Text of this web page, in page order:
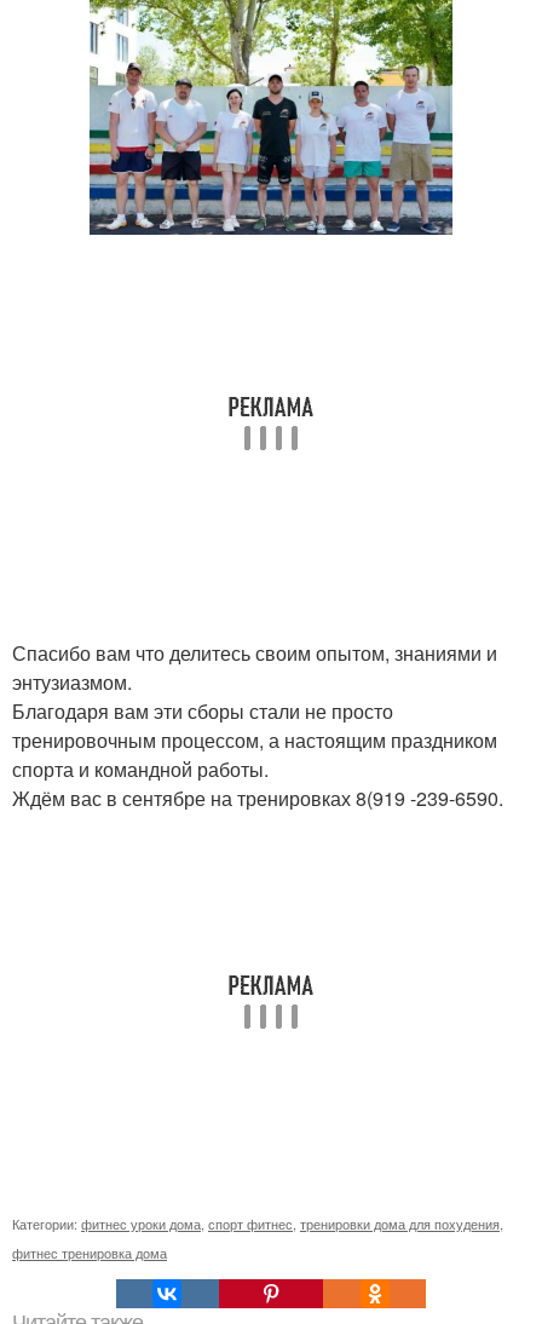
Спасибо вам что делитесь своим опытом, знаниями и
энтузиазмом.
Благодаря вам эти сборы стали не просто
тренировочным процессом, а настоящим праздником
спорта и командной работы.
Ждём вас в сентябре на тренировках 8(919 -239-6590.
Категории: фитнес уроки дома спорт фитнес тренировки дома для похудения
фитнес тренировка дома